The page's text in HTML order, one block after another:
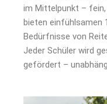
im Mittelpunkt – fein,
bieten einfühlsamen
Bedürfnisse von
Jeder Schüler wird
gefördert –